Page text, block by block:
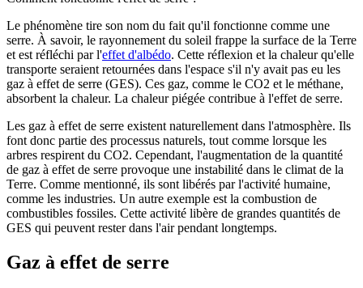
Le phénomène tire son nom du fait qu'il fonctionne comme une
serre. À savoir, le rayonnement du soleil frappe la surface de la Terre
et est réfléchi par l'effet d'albédo. Cette réflexion et la chaleur qu'elle
transporte seraient retournées dans l'espace s'il n'y avait pas eu les
gaz à effet de serre (GES). Ces gaz, comme le CO2 et le méthane,
absorbent la chaleur. La chaleur piégée contribue à l'effet de serre.
Les gaz à effet de serre existent naturellement dans l'atmosphère. Ils
font donc partie des processus naturels, tout comme lorsque les
arbres respirent du CO2. Cependant, l'augmentation de la quantité
de gaz à effet de serre provoque une instabilité dans le climat de la
Terre. Comme mentionné, ils sont libérés par l'activité humaine,
comme les industries. Un autre exemple est la combustion de
combustibles fossiles. Cette activité libère de grandes quantités de
GES qui peuvent rester dans l'air pendant longtemps.
Gaz à effet de serre